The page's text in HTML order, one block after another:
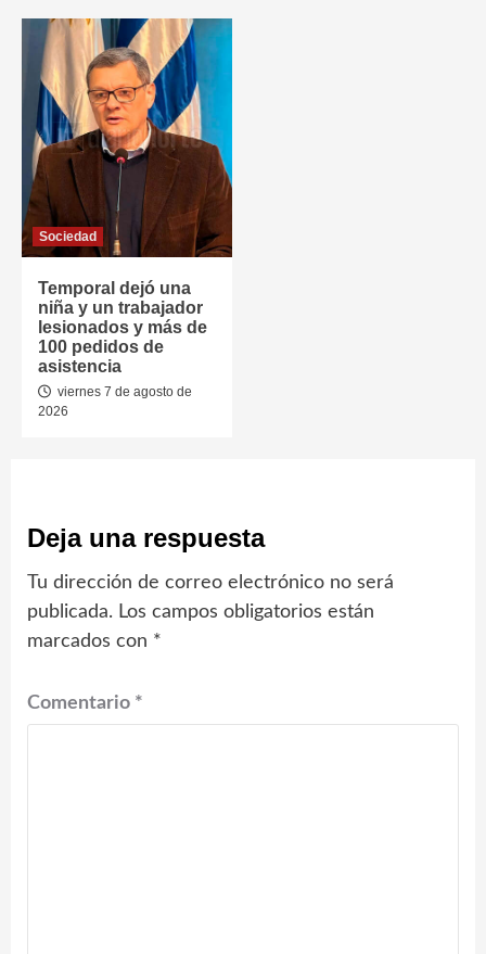
Sociedad
Temporal dejó una
niña y un trabajador
lesionados y más de
100 pedidos de
asistencia
viernes 7 de agosto de
2026
Deja una respuesta
Tu dirección de correo electrónico no será
publicada. Los campos obligatorios están
marcados con *
Comentario *